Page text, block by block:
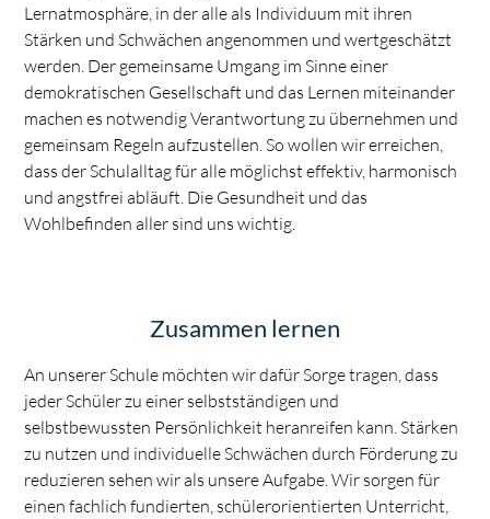
Lernatmosphäre, in der alle als Individuum mit ihren
Stärken und Schwächen angenommen und wertgeschätzt
werden. Der gemeinsame Umgang im Sinne einer
demokratischen Gesellschaft und das Lernen miteinander
machen es notwendig Verantwortung zu übernehmen und
gemeinsam Regeln aufzustellen. So wollen wir erreichen,
dass der Schulalltag für alle möglichst effektiv, harmonisch
und angstfrei abläuft. Die Gesundheit und das
Wohlbefinden aller sind uns wichtig.
Zusammen lernen
An unserer Schule möchten wir dafür Sorge tragen, dass
jeder Schüler zu einer selbstständigen und
selbstbewussten Persönlichkeit heranreifen kann. Stärken
zu nutzen und individuelle Schwächen durch Förderung zu
reduzieren sehen wir als unsere Aufgabe. Wir sorgen für
einen fachlich fundierten, schülerorientierten Unterricht,